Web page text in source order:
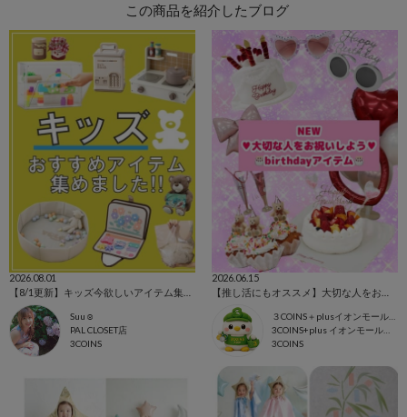
この商品を紹介したブログ
2026.08.01
Suu☺︎
PAL CLOSET店
3COINS
2026.06.15
３COINS＋plusイオンモール上尾
3COINS+plus イオンモール上尾店
3COINS